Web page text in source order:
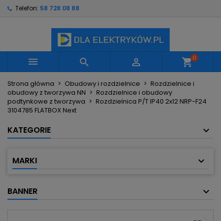
Telefon: 58 728 08 88
   shopping_cart0
Strona główna Obudowy i rozdzielnice
Rozdzielnice i
obudowy z tworzywa NN
Rozdzielnice i obudowy
podtynkowe z tworzywa
Rozdzielnica P/T IP40 2x12 NRP-F24
3104785 FLATBOX Next
KATEGORIE
MARKI
BANNER
Utwórz nową listę
Nazwa listy życzeń
Anuluj Utwórz listę życzeń
Musisz być zalogowany by zapisać produkty na
swojej liście życzeń.
Anuluj Zaloguj się